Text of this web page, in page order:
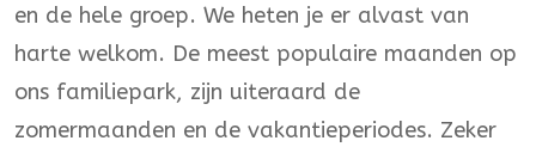
en de hele groep. We heten je er alvast van
harte welkom. De meest populaire maanden op
ons familiepark, zijn uiteraard de
zomermaanden en de vakantieperiodes. Zeker